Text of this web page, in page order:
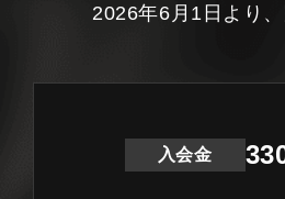
2026年6月1日より
入会金